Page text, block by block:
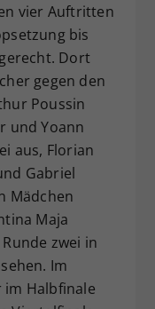
vier Auftritten
bis
Dort
gegen den
Poussin
und Yoann
aus, Florian
Gabriel
Mädchen
Maja
zwei in
Im
im Halbfinale